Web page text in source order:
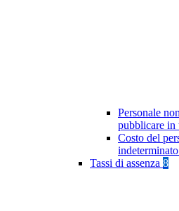
Personale
pubblicare in
Costo del
Tassi di assenza 8